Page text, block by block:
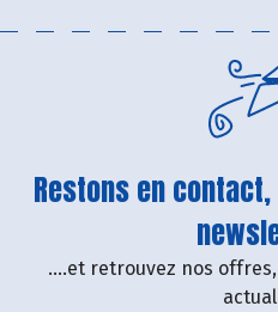
Restons en
....et retrouvez nos